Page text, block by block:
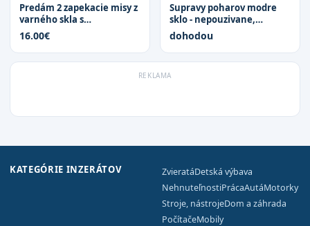
Predám 2 zapekacie misy z
varného skla s
pokrievkami,...
16.00€
Supravy poharov modre
sklo - nepouzivane,
kompletne...
dohodou
KATEGÓRIE INZERÁTOV ZvieratáDetská výbava
NehnuteľnostiPrácaAutáMotorky
Stroje, nástrojeDom a záhrada
PočítačeMobily